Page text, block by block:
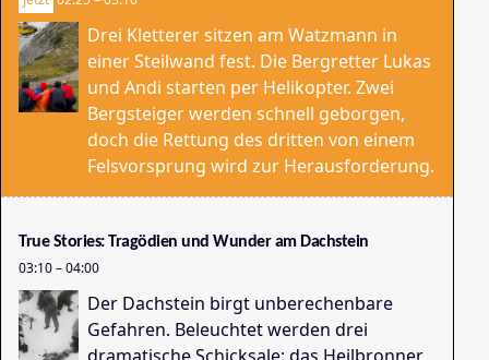
Drei Kletterer sitzen am Watzmann in
einer Steilwand fest. Die Bergretter Lukas
und Andi starten per Helikopter. Zwei
Bergsteiger werden schnell geborgen,
doch die Rettung des dritten von einem
Felsvorsprung wird zur Herausforderung.
True Stories: Tragödien und Wunder am Dachstein
03:10–04:00
Der Dachstein birgt unberechenbare
Gefahren. Beleuchtet werden drei